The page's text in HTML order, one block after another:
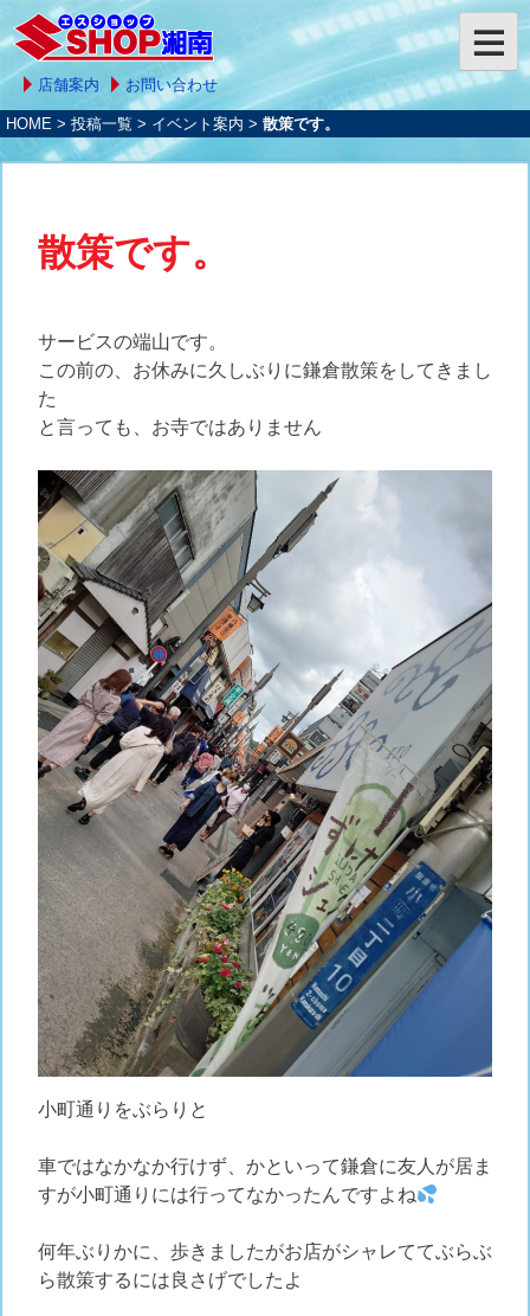
店舗案内 お問い合わせ
HOME > 投稿一覧 > イベント案内 > 散策です。
散策です。
サービスの端山です。
この前の、お休みに久しぶりに鎌倉散策をしてきまし
た
と言っても、お寺ではありません
小町通りをぶらりと
車ではなかなか行けず、かといって鎌倉に友人が居ま
すが小町通りには行ってなかったんですよね
何年ぶりかに、歩きましたがお店がシャレててぶらぶ
ら散策するには良さげでしたよ